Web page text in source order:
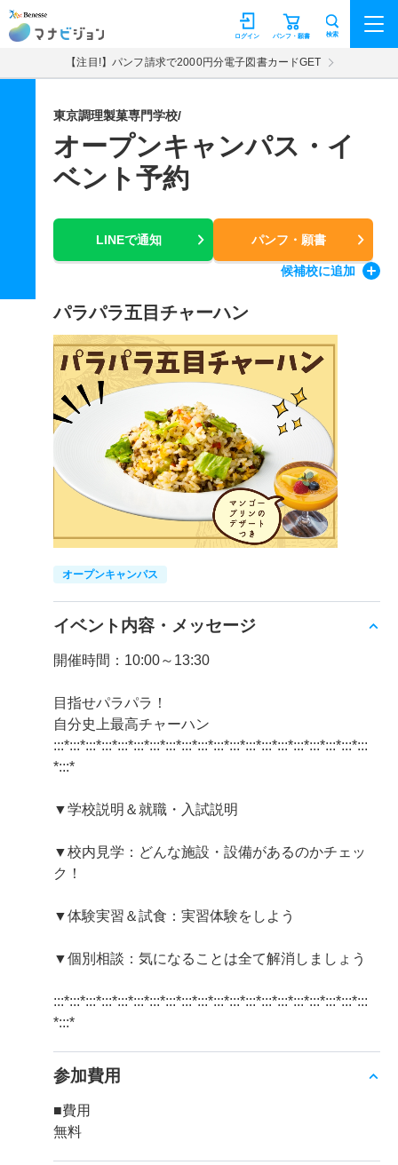
マナビジョン パンフ・願書
ログイン 検索
【注目!】パンフ請求で2000円分電子図書カードGET
東京調理製菓専門学校/
オープンキャンパス・イ
ベント予約
LINEで通知 パンフ・願書
候補校に追加
パラパラ五目チャーハン
オープンキャンパス
イベント内容・メッセージ
開催時間：10:00～13:30
目指せパラパラ！
自分史上最高チャーハン
:::*:::*:::*:::*:::*:::*:::*:::*:::*:::*:::*:::*:::*:::*:::*:::*:::*:::*:::*:::
*:::*
▼学校説明＆就職・入試説明
▼校内見学：どんな施設・設備があるのかチェッ
ク！
▼体験実習＆試食：実習体験をしよう
▼個別相談：気になることは全て解消しましょう
:::*:::*:::*:::*:::*:::*:::*:::*:::*:::*:::*:::*:::*:::*:::*:::*:::*:::*:::*:::
*:::*
参加費用
■費用
無料